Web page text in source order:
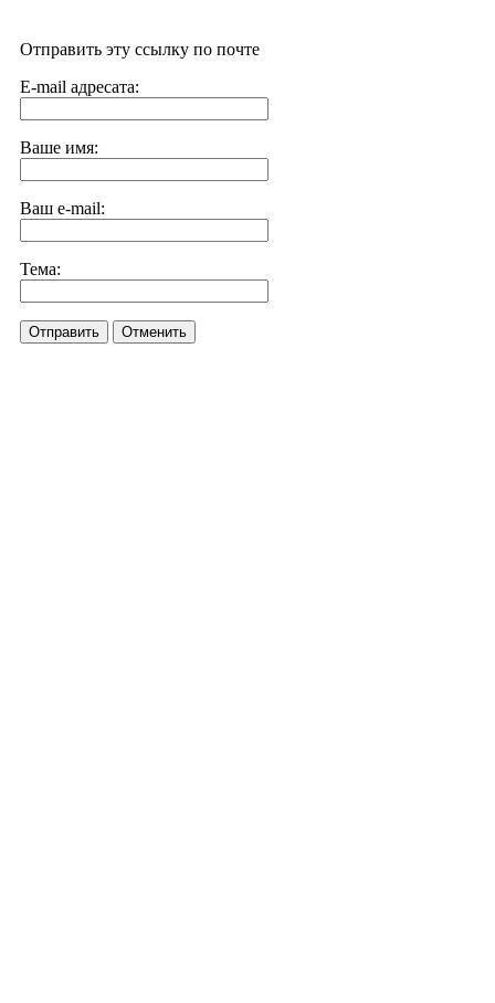
Отправить эту ссылку по почте
E-mail адресата:
Ваше имя:
Ваш e-mail:
Тема:
Отправить Отменить